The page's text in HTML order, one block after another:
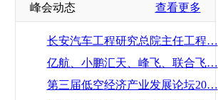
峰会动态 查看更多
长安汽车工程研究总院主任工程…
亿航、小鹏汇天、峰飞、联合飞…
第三届低空经济产业发展论坛20…